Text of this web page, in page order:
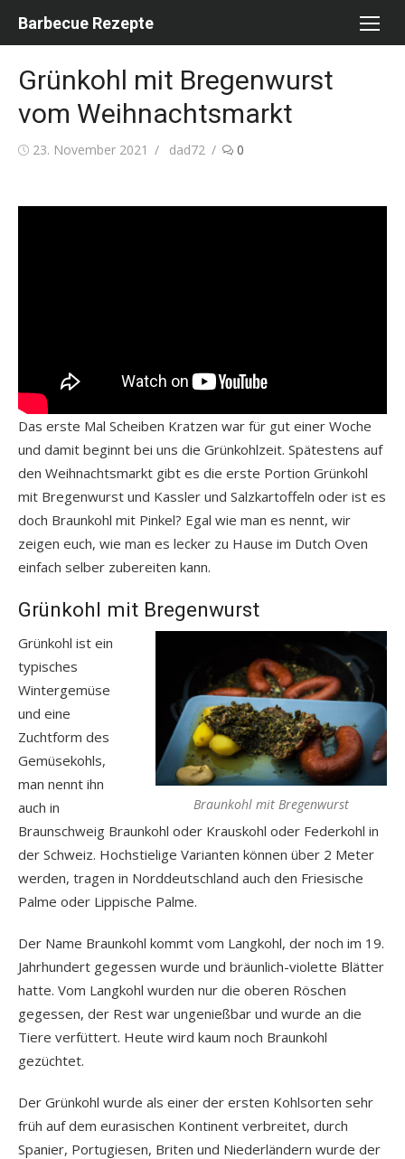
Barbecue Rezepte
Grünkohl mit Bregenwurst
vom Weihnachtsmarkt
Posted
23. November 2021 Author
dad72 0
Das erste Mal Scheiben Kratzen war für gut einer Woche
und damit beginnt bei uns die Grünkohlzeit. Spätestens auf
den Weihnachtsmarkt gibt es die erste Portion Grünkohl
mit Bregenwurst und Kassler und Salzkartoffeln oder ist es
doch Braunkohl mit Pinkel? Egal wie man es nennt, wir
zeigen euch, wie man es lecker zu Hause im Dutch Oven
einfach selber zubereiten kann.
Grünkohl mit Bregenwurst
Braunkohl mit Bregenwurst
Grünkohl ist ein
typisches
Wintergemüse
und eine
Zuchtform des
Gemüsekohls,
man nennt ihn
auch in
Braunschweig Braunkohl oder Krauskohl oder Federkohl in
der Schweiz. Hochstielige Varianten können über 2 Meter
werden, tragen in Norddeutschland auch den Friesische
Palme oder Lippische Palme.
Der Name Braunkohl kommt vom Langkohl, der noch im 19.
Jahrhundert gegessen wurde und bräunlich-violette Blätter
hatte. Vom Langkohl wurden nur die oberen Röschen
gegessen, der Rest war ungenießbar und wurde an die
Tiere verfüttert. Heute wird kaum noch Braunkohl
gezüchtet.
Der Grünkohl wurde als einer der ersten Kohlsorten sehr
früh auf dem eurasischen Kontinent verbreitet, durch
Spanier, Portugiesen, Briten und Niederländern wurde der